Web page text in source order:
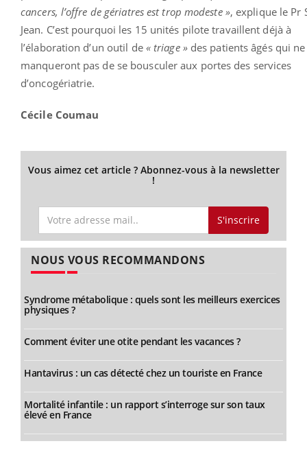
cancers, l’offre de gériatres est trop modeste », explique le Pr
Jean. C’est pourquoi les 15 unités pilote travaillent déjà à
l’élaboration d’un outil de « triage »des patients âgés qui ne
manqueront pas de se bousculer aux portes des services
d’oncogériatrie.
Cécile Coumau
Vous aimez cet article ? Abonnez-vous à la newsletter
!
S'inscrire
NOUS VOUS RECOMMANDONS
Syndrome métabolique : quels sont les meilleurs exercices
physiques ?
Comment éviter une otite pendant les vacances ?
Hantavirus : un cas détecté chez un touriste en France
Mortalité infantile : un rapport s’interroge sur son taux
élevé en France